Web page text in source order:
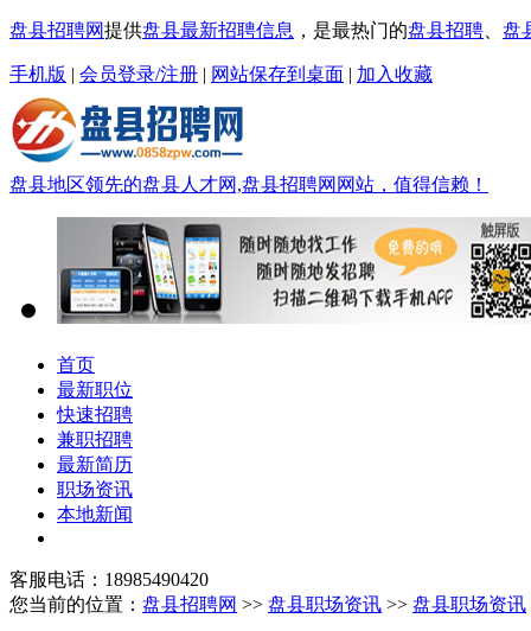
盘县招聘网提供盘县最新招聘信息 ，是最热门的盘县招聘 盘
手机版 | 会员登录/注册 | 网站保存到桌面 | 加入收藏
盘县地区领先的盘县人才网,盘县招聘网网站，值得信赖！
首页
最新职位
快速招聘
兼职招聘
最新简历
职场资讯
本地新闻
客服电话：18985490420
您当前的位置： 盘县招聘网 >> 盘县职场资讯 >> 盘县职场资讯